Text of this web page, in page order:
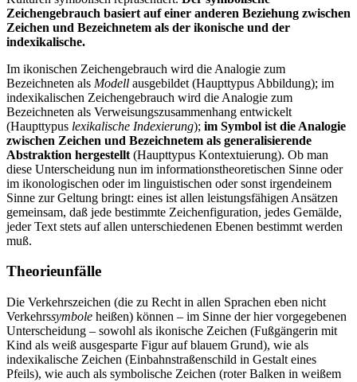
Zeichengebrauch basiert auf einer anderen Beziehung zwischen
Zeichen und Bezeichnetem als der ikonische und der
indexikalische.
Im ikonischen Zeichengebrauch wird die Analogie zum
Bezeichneten als Modell ausgebildet (Haupttypus Abbildung); im
indexikalischen Zeichengebrauch wird die Analogie zum
Bezeichneten als Verweisungszusammenhang entwickelt
(Haupttypus lexikalische Indexierung); im Symbol ist die Analogie
zwischen Zeichen und Bezeichnetem als generalisierende
Abstraktion hergestellt (Haupttypus Kontextuierung). Ob man
diese Unterscheidung nun im informationstheoretischen Sinne oder
im ikonologischen oder im linguistischen oder sonst irgendeinem
Sinne zur Geltung bringt: eines ist allen leistungsfähigen Ansätzen
gemeinsam, daß jede bestimmte Zeichenfiguration, jedes Gemälde,
jeder Text stets auf allen unterschiedenen Ebenen bestimmt werden
muß.
Theorieunfälle
Die Verkehrszeichen (die zu Recht in allen Sprachen eben nicht
Verkehrssymbole heißen) können – im Sinne der hier vorgegebenen
Unterscheidung – sowohl als ikonische Zeichen (Fußgängerin mit
Kind als weiß ausgesparte Figur auf blauem Grund), wie als
indexikalische Zeichen (Einbahnstraßenschild in Gestalt eines
Pfeils), wie auch als symbolische Zeichen (roter Balken in weißem